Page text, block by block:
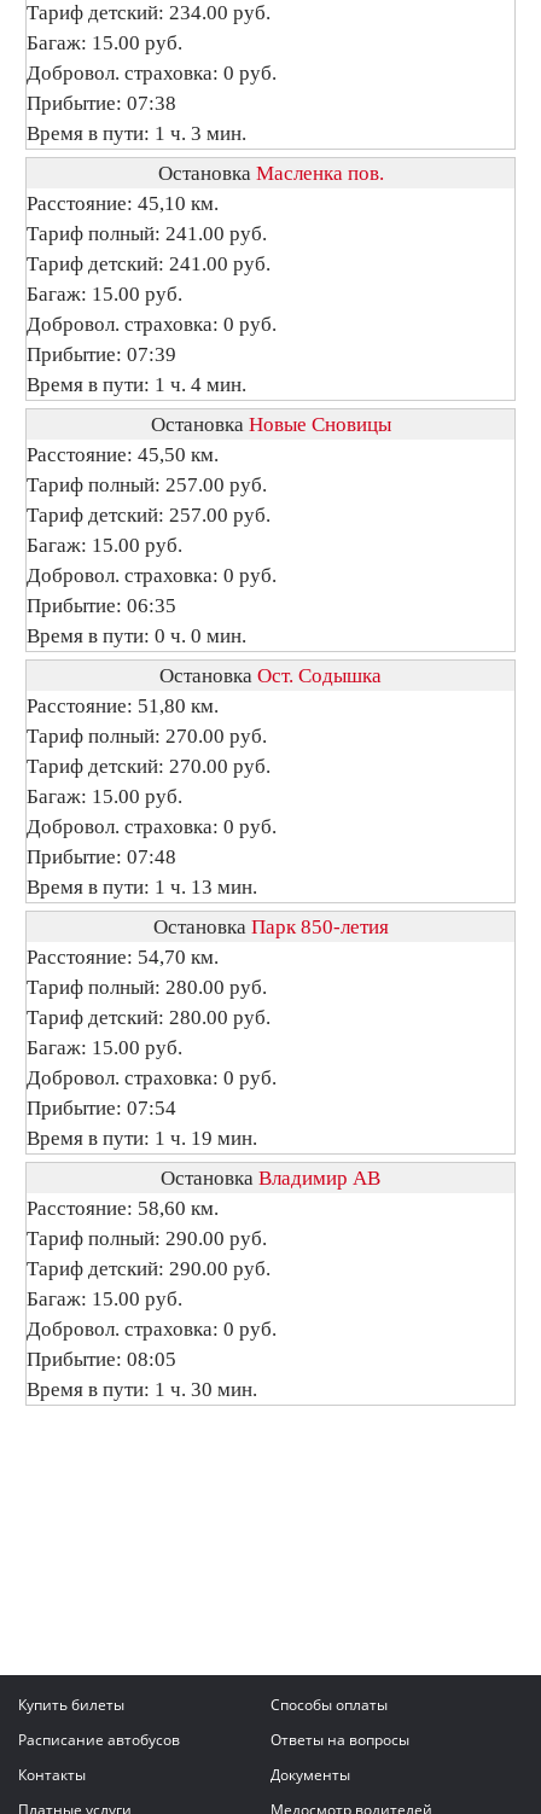
Тариф детский: 234.00 руб.
Багаж: 15.00 руб.
Добровол. страховка: 0 руб.
Прибытие: 07:38
Время в пути: 1 ч. 3 мин.
Остановка Масленка пов.
Расстояние: 45,10 км.
Тариф полный: 241.00 руб.
Тариф детский: 241.00 руб.
Багаж: 15.00 руб.
Добровол. страховка: 0 руб.
Прибытие: 07:39
Время в пути: 1 ч. 4 мин.
Остановка Новые Сновицы
Расстояние: 45,50 км.
Тариф полный: 257.00 руб.
Тариф детский: 257.00 руб.
Багаж: 15.00 руб.
Добровол. страховка: 0 руб.
Прибытие: 06:35
Время в пути: 0 ч. 0 мин.
Остановка Ост. Содышка
Расстояние: 51,80 км.
Тариф полный: 270.00 руб.
Тариф детский: 270.00 руб.
Багаж: 15.00 руб.
Добровол. страховка: 0 руб.
Прибытие: 07:48
Время в пути: 1 ч. 13 мин.
Остановка Парк 850-летия
Расстояние: 54,70 км.
Тариф полный: 280.00 руб.
Тариф детский: 280.00 руб.
Багаж: 15.00 руб.
Добровол. страховка: 0 руб.
Прибытие: 07:54
Время в пути: 1 ч. 19 мин.
Остановка Владимир АВ
Расстояние: 58,60 км.
Тариф полный: 290.00 руб.
Тариф детский: 290.00 руб.
Багаж: 15.00 руб.
Добровол. страховка: 0 руб.
Прибытие: 08:05
Время в пути: 1 ч. 30 мин.
Купить билеты
Способы оплаты
Расписание автобусов
Ответы на вопросы
Контакты
Документы
Платные услуги
Медосмотр водителей